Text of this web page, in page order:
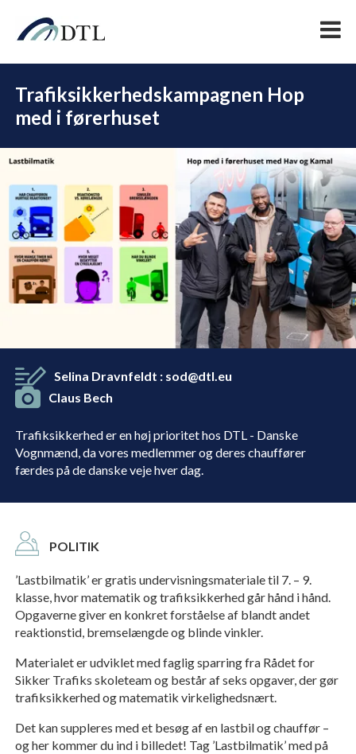
DEL
POLITIK
Trafiksikkerhedskampagnen Hop
med i førerhuset
Trafiksikkerhed er en høj prioritet hos DTL - Danske
Vognmænd, da vores medlemmer og deres chauffører
færdes på de danske veje hver dag.
Selina Dravnfeldt : sod@dtl.eu
Claus Bech
’Lastbilmatik’ er gratis undervisningsmateriale til 7. – 9.
klasse, hvor matematik og trafiksikkerhed går hånd i hånd.
Opgaverne giver en konkret forståelse af blandt andet
reaktionstid, bremselængde og blinde vinkler.
Materialet er udviklet med faglig sparring fra Rådet for
Sikker Trafiks skoleteam og består af seks opgaver, der gør
trafiksikkerhed og matematik virkelighedsnært.
Det kan suppleres med et besøg af en lastbil og chauffør –
og her kommer du ind i billedet! Tag ’Lastbilmatik’ med på